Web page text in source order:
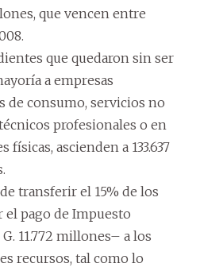
que vencen entre
que quedaron sin ser
a empresas
de consumo, servicios no
profesionales o en
ascienden a 133.637
transferir el 15% de los
pago de Impuesto
11.772 millones– a los
recursos, tal como lo